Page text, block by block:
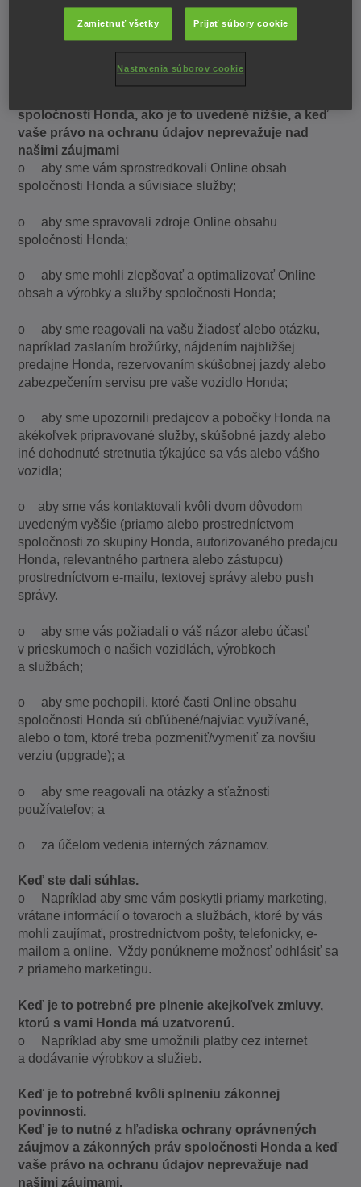
osobné údaje
Dôvody, prečo získavame, používame a uchovávame
vaše osobné údaje sú uvedené nižšie.
spoločnosti Honda, ako je to uvedené nižšie, a keď
vaše právo na ochranu údajov neprevažuje nad
našimi záujmami
o aby sme vám sprostredkovali Online obsah
spoločnosti Honda a súvisiace služby;
o aby sme spravovali zdroje Online obsahu
spoločnosti Honda;
o aby sme mohli zlepšovať a optimalizovať Online
obsah a výrobky a služby spoločnosti Honda;
o aby sme reagovali na vašu žiadosť alebo otázku,
napríklad zaslaním brožúrky, nájdením najbližšej
predajne Honda, rezervovaním skúšobnej jazdy alebo
zabezpečením servisu pre vaše vozidlo Honda;
o aby sme upozornili predajcov a pobočky Honda na
akékoľvek pripravované služby, skúšobné jazdy alebo
iné dohodnuté stretnutia týkajúce sa vás alebo vášho
vozidla;
o aby sme vás kontaktovali kvôli dvom dôvodom
uvedeným vyššie (priamo alebo prostredníctvom
spoločnosti zo skupiny Honda, autorizovaného predajcu
Honda, relevantného partnera alebo zástupcu)
prostredníctvom e-mailu, textovej správy alebo push
správy.
o aby sme vás požiadali o váš názor alebo účasť
v prieskumoch o našich vozidlách, výrobkoch
a službách;
o aby sme pochopili, ktoré časti Online obsahu
spoločnosti Honda sú obľúbené/najviac využívané,
alebo o tom, ktoré treba pozmeniť/vymeniť za novšiu
verziu (upgrade); a
o aby sme reagovali na otázky a sťažnosti
používateľov; a
o za účelom vedenia interných záznamov.
Keď ste dali súhlas.
o Napríklad aby sme vám poskytli priamy marketing,
vrátane informácií o tovaroch a službách, ktoré by vás
mohli zaujímať, prostredníctvom pošty, telefonicky, e-
mailom a online. Vždy ponúkneme možnosť odhlásiť sa
z priameho marketingu.
Keď je to potrebné pre plnenie akejkoľvek zmluvy,
ktorú s vami Honda má uzatvorenú.
o Napríklad aby sme umožnili platby cez internet
a dodávanie výrobkov a služieb.
Keď je to potrebné kvôli splneniu zákonnej
povinnosti.
Keď je to nutné z hľadiska ochrany oprávnených
záujmov a zákonných práv spoločnosti Honda a keď
vaše právo na ochranu údajov neprevažuje nad
našimi záujmami.
Zamietnuť všetky Prijať súbory cookie
Nastavenia súborov cookie